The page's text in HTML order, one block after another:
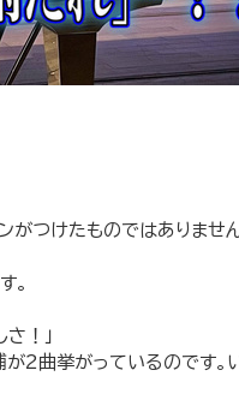
がつけたものではありません
。
！」
2曲挙がっているのです。